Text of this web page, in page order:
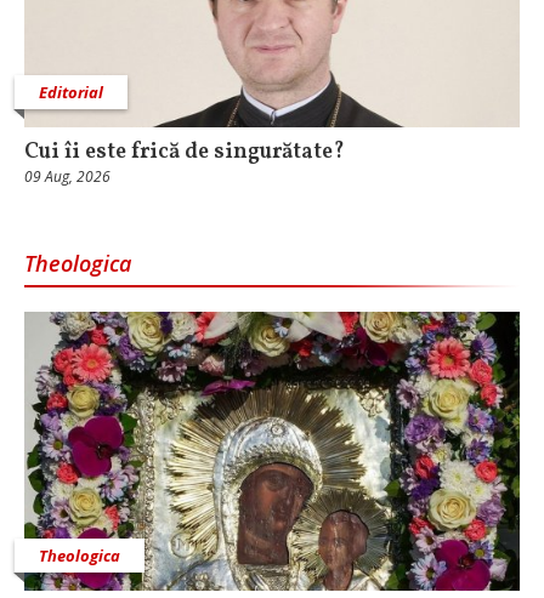
Editorial
Cui îi este frică de singurătate?
09 Aug, 2026
Theologica
Theologica